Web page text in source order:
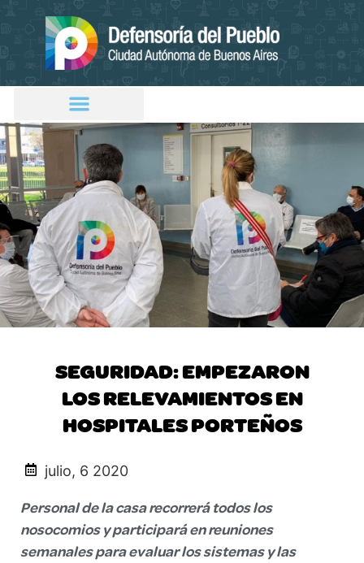
SEGURIDAD: EMPEZARON
LOS RELEVAMIENTOS EN
HOSPITALES PORTEÑOS
julio, 6 2020
Personal de la casa recorrerá todos los
nosocomios y participará en reuniones
semanales para evaluar los sistemas y las